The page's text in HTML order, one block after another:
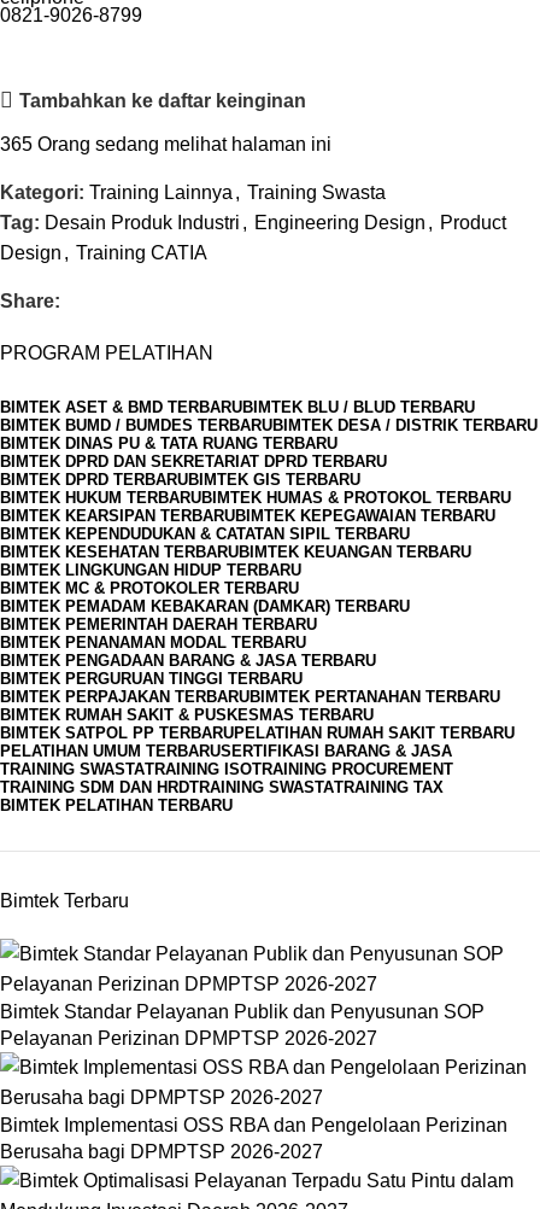
PROGRAM PELATIHAN
BIMTEK ASET & BMD TERBARUBIMTEK BLU / BLUD TERBARU
BIMTEK BUMD / BUMDES TERBARUBIMTEK DESA / DISTRIK TERBARU
BIMTEK DINAS PU & TATA RUANG TERBARU
BIMTEK DPRD DAN SEKRETARIAT DPRD TERBARU
BIMTEK DPRD TERBARUBIMTEK GIS TERBARU
BIMTEK HUKUM TERBARUBIMTEK HUMAS & PROTOKOL TERBARU
BIMTEK KEARSIPAN TERBARUBIMTEK KEPEGAWAIAN TERBARU
BIMTEK KEPENDUDUKAN & CATATAN SIPIL TERBARU
BIMTEK KESEHATAN TERBARUBIMTEK KEUANGAN TERBARU
BIMTEK LINGKUNGAN HIDUP TERBARU
BIMTEK MC & PROTOKOLER TERBARU
BIMTEK PEMADAM KEBAKARAN (DAMKAR) TERBARU
BIMTEK PEMERINTAH DAERAH TERBARU
BIMTEK PENANAMAN MODAL TERBARU
BIMTEK PENGADAAN BARANG & JASA TERBARU
BIMTEK PERGURUAN TINGGI TERBARU
BIMTEK PERPAJAKAN TERBARUBIMTEK PERTANAHAN TERBARU
BIMTEK RUMAH SAKIT & PUSKESMAS TERBARU
BIMTEK SATPOL PP TERBARUPELATIHAN RUMAH SAKIT TERBARU
PELATIHAN UMUM TERBARUSERTIFIKASI BARANG & JASA
TRAINING SWASTATRAINING ISOTRAINING PROCUREMENT
TRAINING SDM DAN HRDTRAINING SWASTATRAINING TAX
BIMTEK PELATIHAN TERBARU
Bimtek Terbaru
Bimtek Standar Pelayanan Publik dan Penyusunan SOP
Pelayanan Perizinan DPMPTSP 2026-2027
Bimtek Implementasi OSS RBA dan Pengelolaan Perizinan
Berusaha bagi DPMPTSP 2026-2027
0821-9026-8799
Tambahkan ke daftar keinginan
365 Orang sedang melihat halaman ini
Kategori: Training Lainnya , Training Swasta
Tag: Desain Produk Industri , Engineering Design , Product
Design , Training CATIA
Share: